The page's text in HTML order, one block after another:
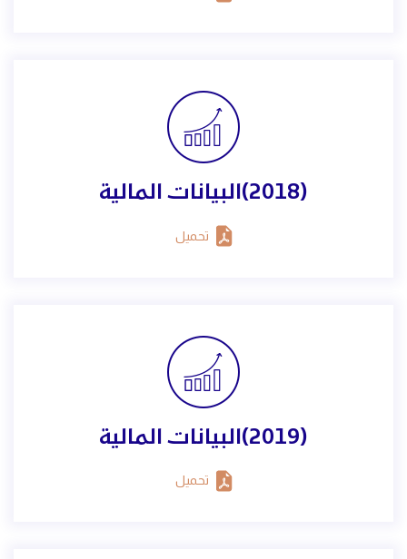
(2018)البيانات المالية
تحميل
(2019)البيانات المالية
تحميل